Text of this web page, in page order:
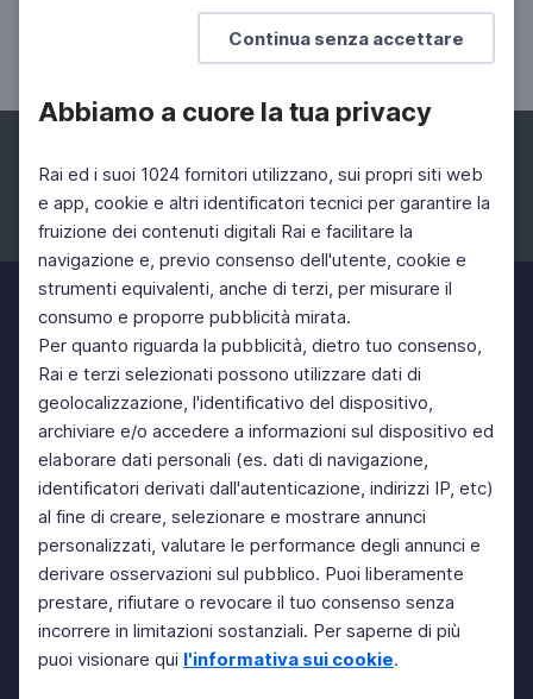
Continua senza accettare
Abbiamo a cuore la tua privacy
Rai ed i suoi 1024 fornitori utilizzano, sui propri siti web
e app, cookie e altri identificatori tecnici per garantire la
fruizione dei contenuti digitali Rai e facilitare la
navigazione e, previo consenso dell'utente, cookie e
strumenti equivalenti, anche di terzi, per misurare il
consumo e proporre pubblicità mirata.
Per quanto riguarda la pubblicità, dietro tuo consenso,
Rai e terzi selezionati possono utilizzare dati di
geolocalizzazione, l'identificativo del dispositivo,
archiviare e/o accedere a informazioni sul dispositivo ed
elaborare dati personali (es. dati di navigazione,
identificatori derivati dall'autenticazione, indirizzi IP, etc)
al fine di creare, selezionare e mostrare annunci
personalizzati, valutare le performance degli annunci e
derivare osservazioni sul pubblico. Puoi liberamente
prestare, rifiutare o revocare il tuo consenso senza
incorrere in limitazioni sostanziali. Per saperne di più
puoi visionare qui l'informativa sui cookie.
Zeri e il Barocco di Noto
Monumenti Terminali, 1995
Facebook Instagram Twitter